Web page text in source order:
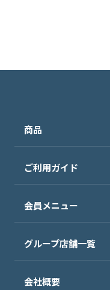
商品
ご利用ガイド
会員メニュー
グループ店舗一覧
会社概要